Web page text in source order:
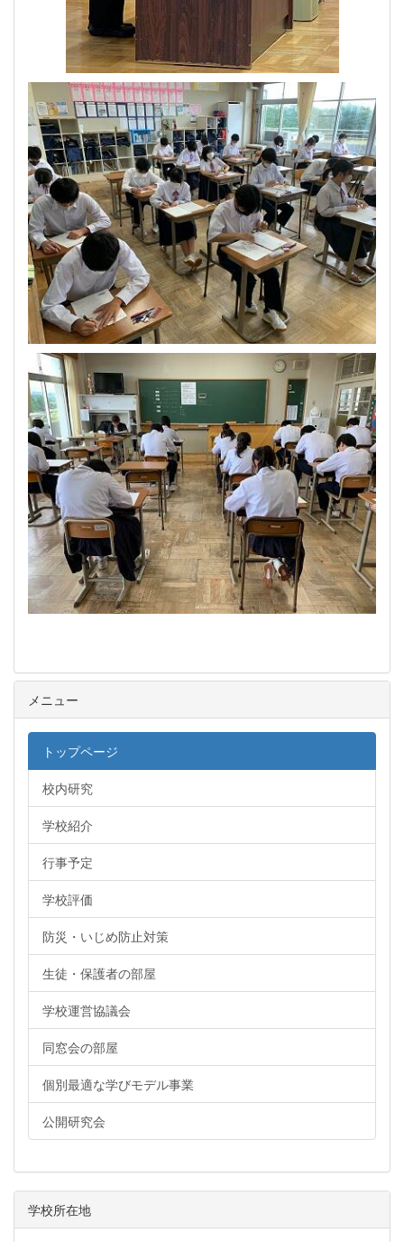
メニュー
トップページ
校内研究
学校紹介
行事予定
学校評価
防災・いじめ防止対策
生徒・保護者の部屋
学校運営協議会
同窓会の部屋
個別最適な学びモデル事業
公開研究会
学校所在地